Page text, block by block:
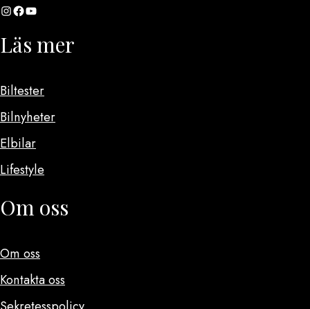
InstagramFacebook YouTube
Läs mer
Biltester
Bilnyheter
Elbilar
Lifestyle
Om oss
Om oss
Kontakta oss